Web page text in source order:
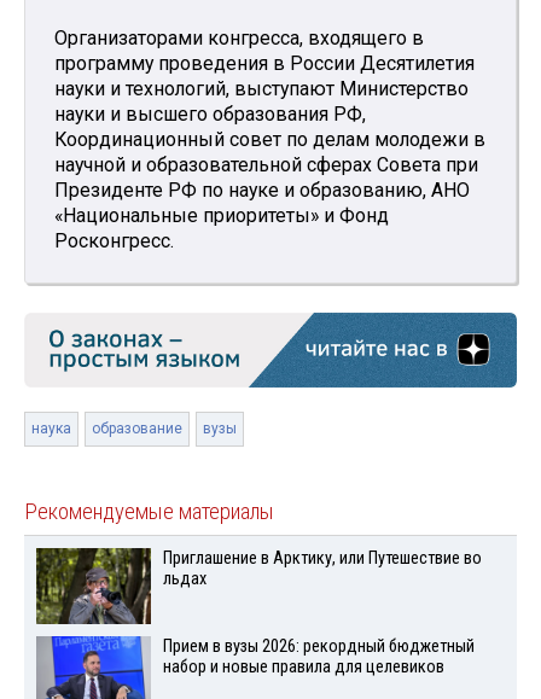
Организаторами конгресса, входящего в
программу проведения в России Десятилетия
науки и технологий, выступают Министерство
науки и высшего образования РФ,
Координационный совет по делам молодежи в
научной и образовательной сферах Совета при
Президенте РФ по науке и образованию, АНО
«Национальные приоритеты» и Фонд
Росконгресс.
наука образование вузы
Рекомендуемые материалы
Приглашение в Арктику, или Путешествие во
льдах
Прием в вузы 2026: рекордный бюджетный
набор и новые правила для целевиков